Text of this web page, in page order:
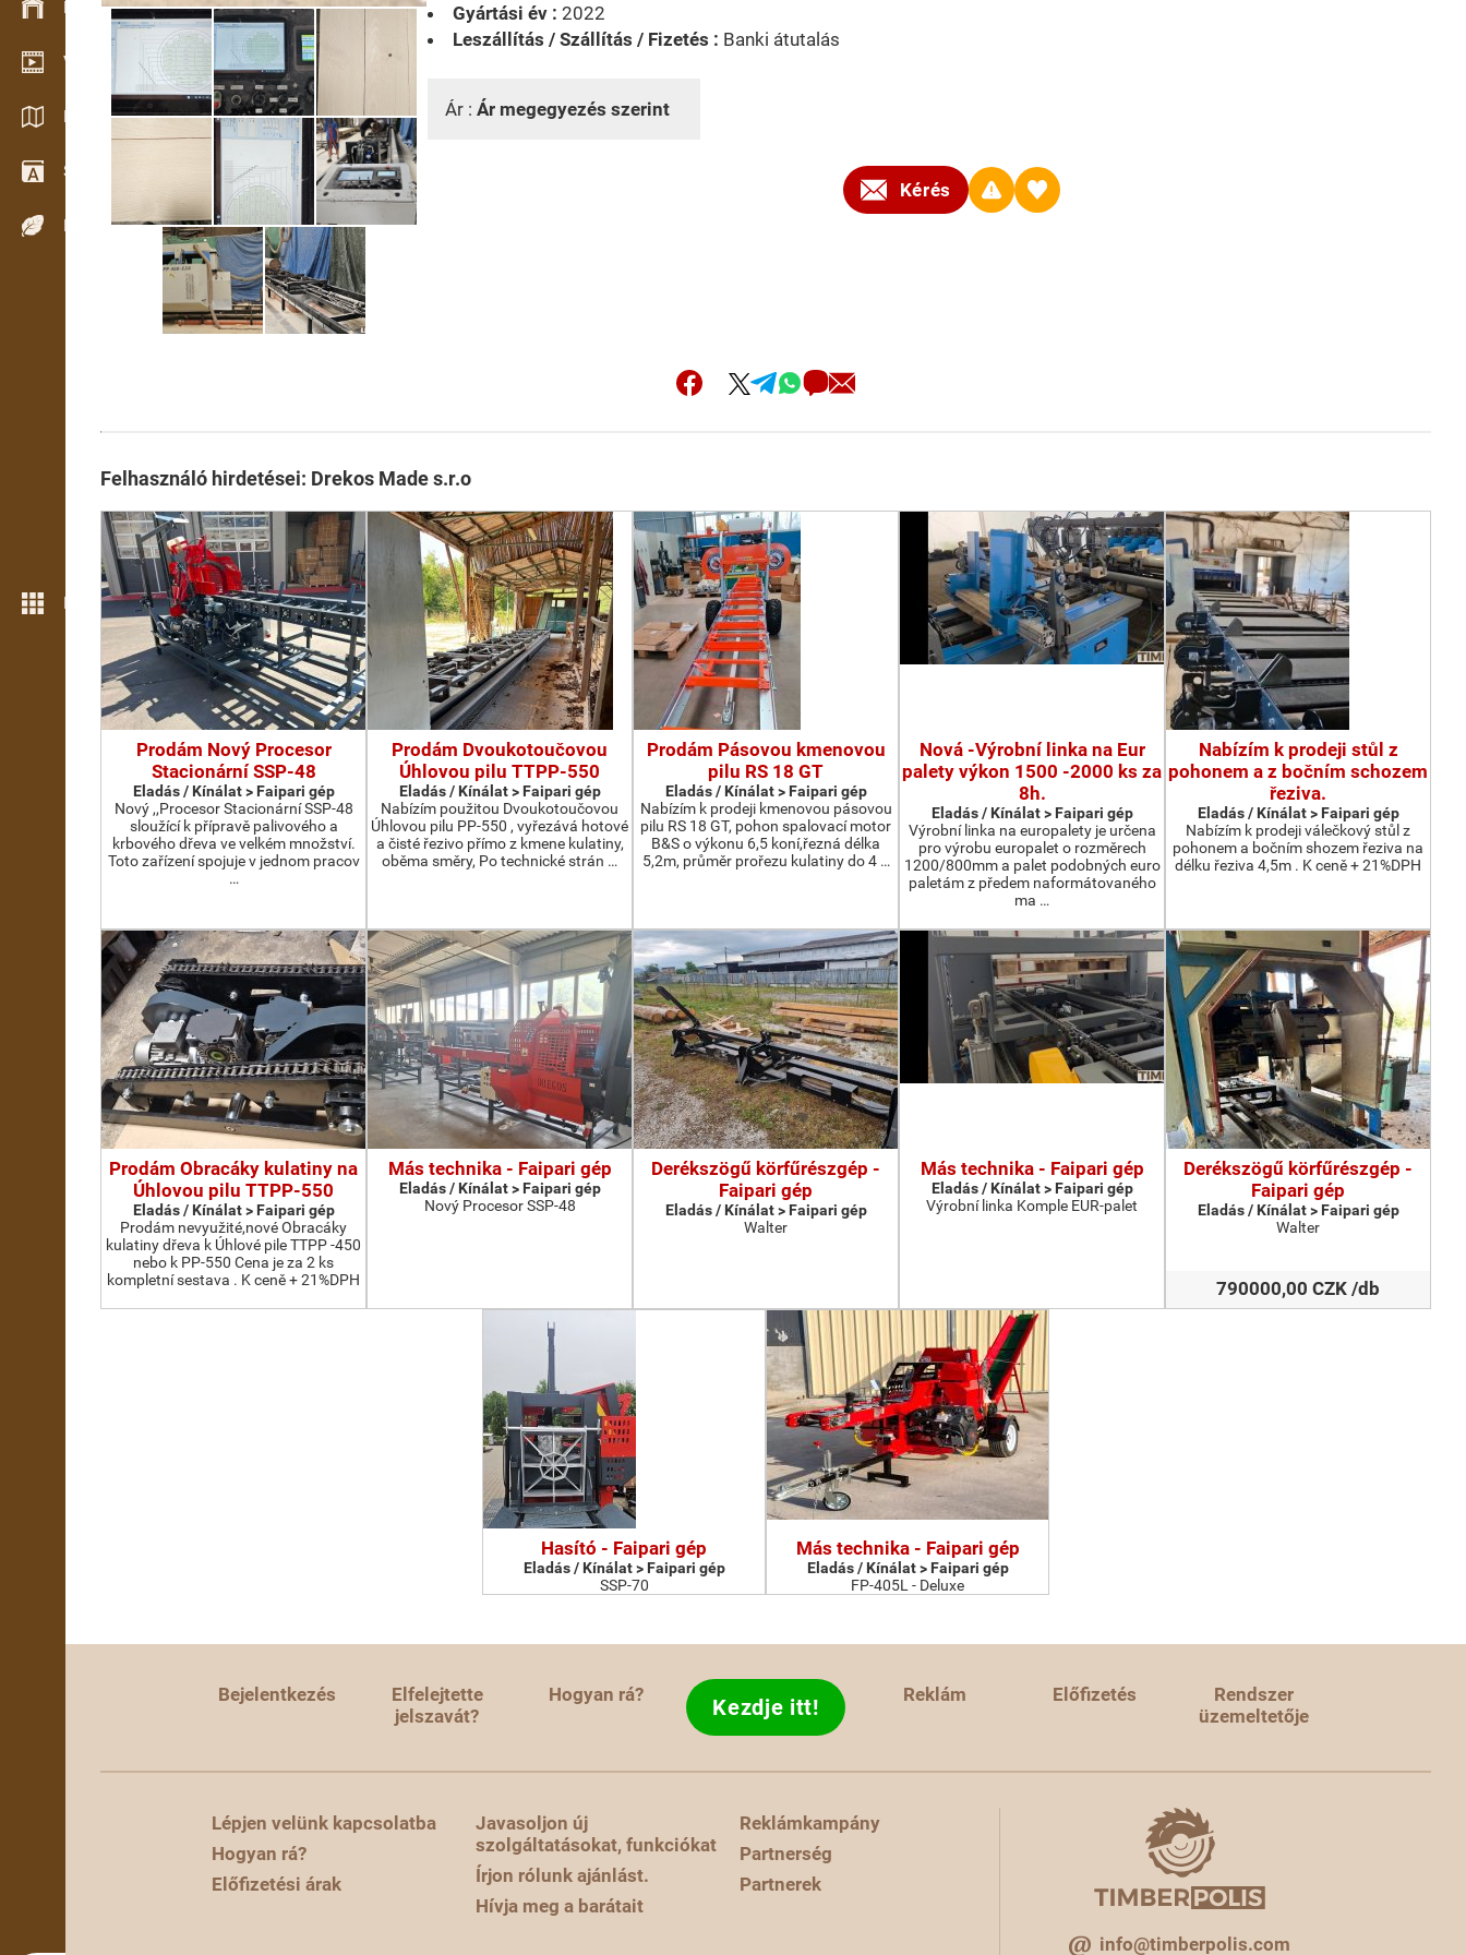
Készlet kezelés
Video bemutatóterem
Katalógusok / Prospektusok
Szótár
Fafajok
Még több funkció
Gyártási év : 2022
Leszállítás / Szállítás / Fizetés : Banki átutalás
Ár : Ár megegyezés szerint
Kérés
Felhasználó hirdetései: Drekos Made s.r.o
Prodám Nový Procesor
Stacionární SSP-48
Eladás / Kínálat > Faipari gép
Nový ,,Procesor Stacionární SSP-48
sloužící k přípravě palivového a
krbového dřeva ve velkém množství.
Toto zařízení spojuje v jednom pracov
…
Prodám Dvoukotoučovou
Úhlovou pilu TTPP-550
Eladás / Kínálat > Faipari gép
Nabízím použitou Dvoukotoučovou
Úhlovou pilu PP-550 , vyřezává hotové
a čisté řezivo přímo z kmene kulatiny,
oběma směry, Po technické strán …
Prodám Pásovou kmenovou
pilu RS 18 GT
Eladás / Kínálat > Faipari gép
Nabízím k prodeji kmenovou pásovou
pilu RS 18 GT, pohon spalovací motor
B&S o výkonu 6,5 koní,řezná délka
5,2m, průměr prořezu kulatiny do 4 …
Nová -Výrobní linka na Eur
palety výkon 1500 -2000 ks za
8h.
Eladás / Kínálat > Faipari gép
Výrobní linka na europalety je určena
pro výrobu europalet o rozměrech
1200/800mm a palet podobných euro
paletám z předem naformátovaného
ma …
Nabízím k prodeji stůl z
pohonem a z bočním schozem
řeziva.
Eladás / Kínálat > Faipari gép
Nabízím k prodeji válečkový stůl z
pohonem a bočním shozem řeziva na
délku řeziva 4,5m . K ceně + 21%DPH
Prodám Obracáky kulatiny na
Úhlovou pilu TTPP-550
Eladás / Kínálat > Faipari gép
Prodám nevyužité,nové Obracáky
kulatiny dřeva k Úhlové pile TTPP -450
nebo k PP-550 Cena je za 2 ks
kompletní sestava . K ceně + 21%DPH
Más technika - Faipari gép
Eladás / Kínálat > Faipari gép
Nový Procesor SSP-48
Derékszögű körfűrészgép -
Faipari gép
Eladás / Kínálat > Faipari gép
Walter
Más technika - Faipari gép
Eladás / Kínálat > Faipari gép
Výrobní linka Komple EUR-palet
Derékszögű körfűrészgép -
Faipari gép
Eladás / Kínálat > Faipari gép
Walter
790000,00 CZK /db
Hasító - Faipari gép
Eladás / Kínálat > Faipari gép
SSP-70
Más technika - Faipari gép
Eladás / Kínálat > Faipari gép
FP-405L - Deluxe
Bejelentkezés
Elfelejtette
jelszavát?
Hogyan rá? Kezdje itt! Reklám Előfizetés
Rendszer
üzemeltetője
Lépjen velünk kapcsolatba
Hogyan rá?
Előfizetési árak
Javasoljon új
szolgáltatásokat, funkciókat
Írjon rólunk ajánlást.
Hívja meg a barátait
Reklámkampány
Partnerség
Partnerek
info@timberpolis.com